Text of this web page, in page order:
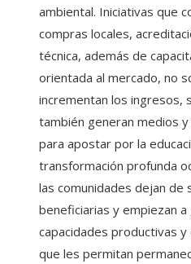
ambiental. Iniciativas que
compras locales,
técnica, además de
orientada al mercado, no
incrementan los ingresos,
también generan medios
para apostar por la
transformación profunda
las comunidades dejan de
beneficiarias y empiezan
capacidades productivas y
que les permitan